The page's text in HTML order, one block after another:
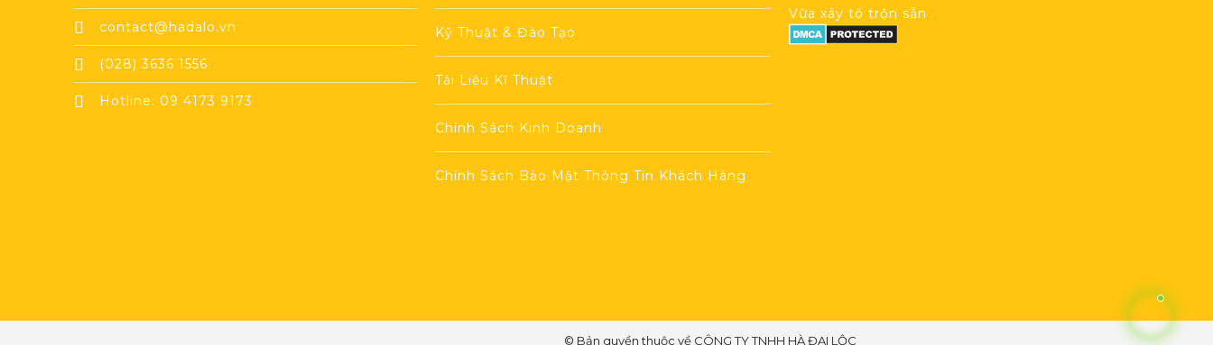
contact@hadalo.vn
(028) 3636 1556
Hotline: 09 4173 9173
Kỹ Thuật & Đào Tạo
Tài Liệu Kĩ Thuật
Chính Sách Kinh Doanh
Chính Sách Bảo Mật Thông Tin Khách Hàng
Vữa xây tô trộn sẵn
© Bản quyền thuộc về CÔNG TY TNHH HÀ ĐẠI LỘC